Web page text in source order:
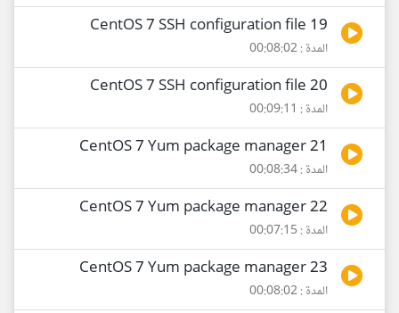
19 CentOS 7 SSH configuration file
المدة : 00:08:02
20 CentOS 7 SSH configuration file
المدة : 00:09:11
21 CentOS 7 Yum package manager
المدة : 00:08:34
22 CentOS 7 Yum package manager
المدة : 00:07:15
23 CentOS 7 Yum package manager
المدة : 00:08:02